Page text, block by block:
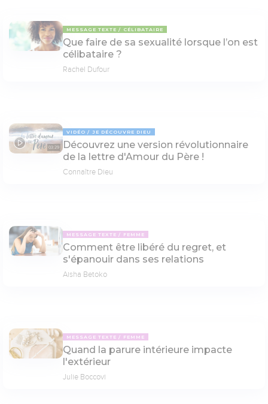
MESSAGE TEXTE CÉLIBATAIRE
Que faire de sa sexualité lorsque l’on est
célibataire ?
Rachel Dufour
03:29
VIDÉO JE DÉCOUVRE DIEU
Découvrez une version révolutionnaire
de la lettre d'Amour du Père !
Connaître Dieu
MESSAGE TEXTE FEMME
Comment être libéré du regret, et
s'épanouir dans ses relations
Aisha Betoko
MESSAGE TEXTE FEMME
Quand la parure intérieure impacte
l'extérieur
Julie Boccovi